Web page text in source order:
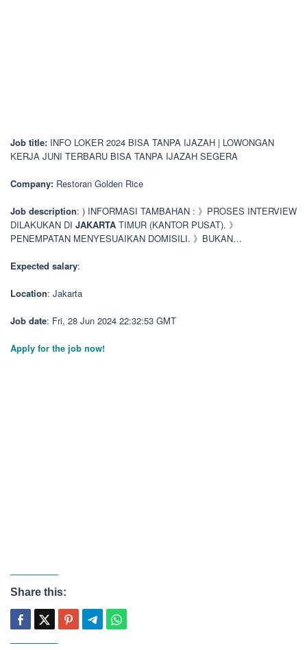
Job title: INFO LOKER 2024 BISA TANPA IJAZAH | LOWONGAN
KERJA JUNI TERBARU BISA TANPA IJAZAH SEGERA
Company: Restoran Golden Rice
Job description: ) INFORMASI TAMBAHAN : 》PROSES INTERVIEW
DILAKUKAN DI JAKARTA TIMUR (KANTOR PUSAT). 》
PENEMPATAN MENYESUAIKAN DOMISILI. 》BUKAN…
Expected salary:
Location: Jakarta
Job date: Fri, 28 Jun 2024 22:32:53 GMT
Apply for the job now!
Share this: